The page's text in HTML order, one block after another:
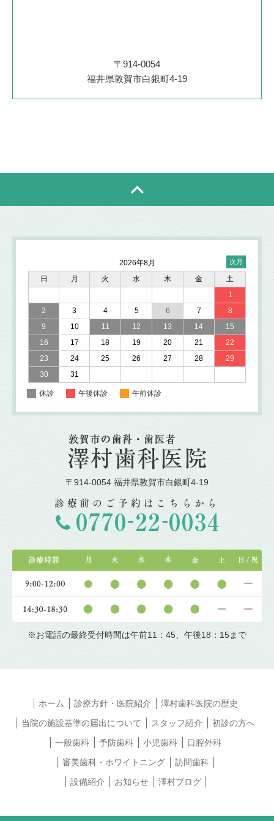
〒914-0054
福井県敦賀市白銀町4-19
2026年8月
日
月 火 水 木 金
土
1
2
3 4 5 6 7
8
9
10 11 12 13 14
15
16
17 18 19 20 21
22
23
24 25 26 27 28
29
30
31
休診 午後休診 午前休診
〒914-0054 福井県敦賀市白銀町4-19
診療前のご予約はこちらから
※お電話の最終受付時間は午前11：45、午後18：15まで
ホーム 診療方針・医院紹介
澤村歯科医院の歴史
当院の施設基準の届出について
スタッフ紹介
初診の方へ
一般歯科
予防歯科 小児歯科
口腔外科
審美歯科・ホワイトニング
訪問歯科
設備紹介
お知らせ 澤村ブログ